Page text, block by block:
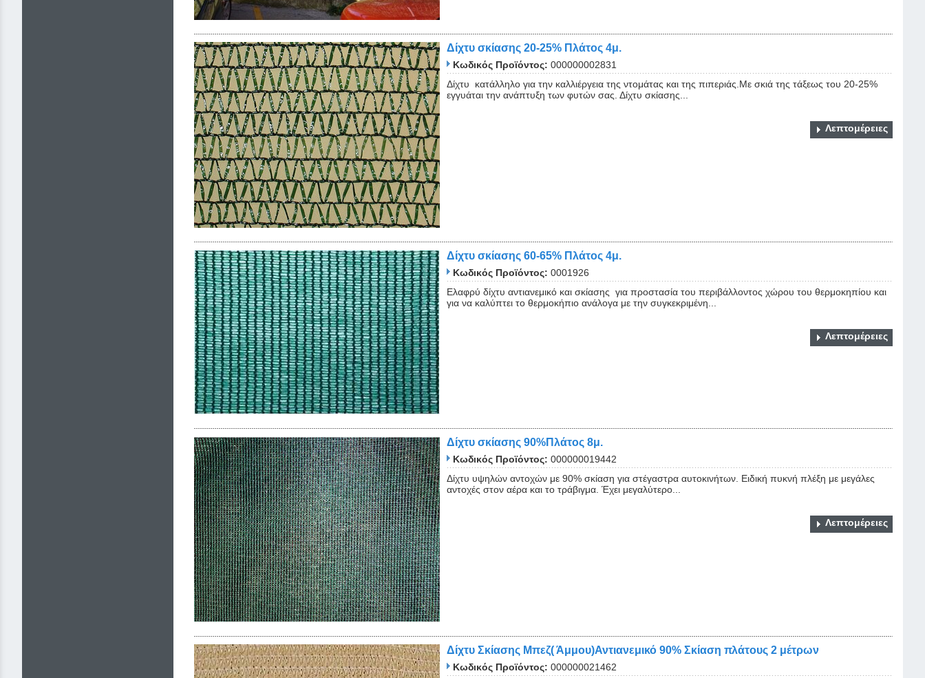
Δίχτυ σκίασης 20-25% Πλάτος 4μ.
Κωδικός Προϊόντος: 000000002831
Δίχτυ κατάλληλο για την καλλιέργεια της ντομάτας και της πιπεριάς.Με σκιά της τάξεως του 20-25%
εγγυάται την ανάπτυξη των φυτών σας. Δίχτυ σκίασης...
Λεπτομέρειες
Δίχτυ σκίασης 60-65% Πλάτος 4μ.
Κωδικός Προϊόντος: 0001926
Ελαφρύ δίχτυ αντιανεμικό και σκίασης για προστασία του περιβάλλοντος χώρου του θερμοκηπίου και
για να καλύπτει το θερμοκήπιο ανάλογα με την συγκεκριμένη...
Λεπτομέρειες
Δίχτυ σκίασης 90%Πλάτος 8μ.
Κωδικός Προϊόντος: 000000019442
Δίχτυ υψηλών αντοχών με 90% σκίαση για στέγαστρα αυτοκινήτων. Ειδική πυκνή πλέξη με μεγάλες
αντοχές στον αέρα και το τράβιγμα. Έχει μεγαλύτερο...
Λεπτομέρειες
Δίχτυ Σκίασης Μπεζ( Άμμου)Αντιανεμικό 90% Σκίαση πλάτους 2 μέτρων
Κωδικός Προϊόντος: 000000021462